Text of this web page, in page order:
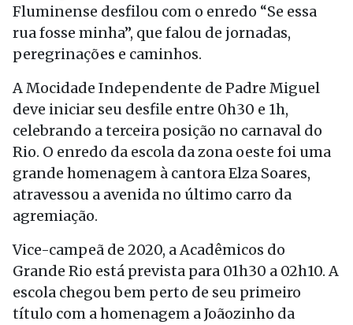
Fluminense desfilou com o enredo “Se essa
rua fosse minha”, que falou de jornadas,
peregrinações e caminhos.
A Mocidade Independente de Padre Miguel
deve iniciar seu desfile entre 0h30 e 1h,
celebrando a terceira posição no carnaval do
Rio. O enredo da escola da zona oeste foi uma
grande homenagem à cantora Elza Soares,
atravessou a avenida no último carro da
agremiação.
Vice-campeã de 2020, a Acadêmicos do
Grande Rio está prevista para 01h30 a 02h10. A
escola chegou bem perto de seu primeiro
título com a homenagem a Joãozinho da